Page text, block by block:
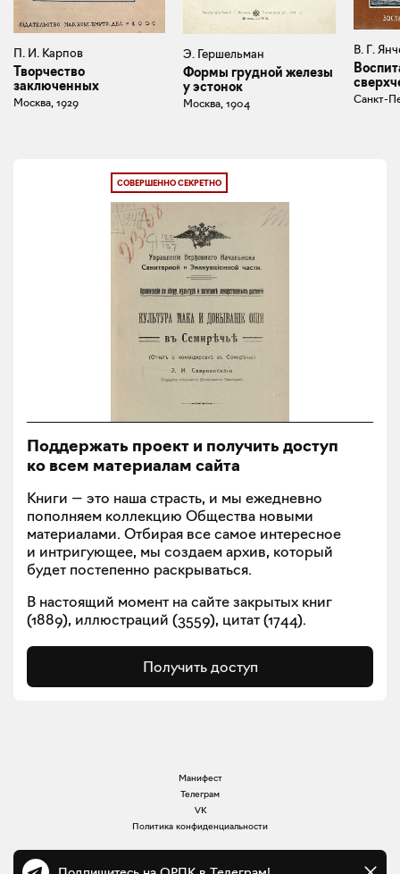
П. И. Карпов
Творчество
заключенных
Москва, 1929
Э. Гершельман
Формы грудной железы
у эстонок
Москва, 1904
В. Г.
Санкт-
СОВЕРШЕННО СЕКРЕТНО
Поддержать проект и получить доступ
ко всем материалам сайта
Книги — это наша страсть, и мы ежедневно
пополняем коллекцию Общества новыми
материалами. Отбирая все самое интересное
и интригующее, мы создаем архив, который
будет постепенно раскрываться.
В настоящий момент на сайте закрытых книг
(1889), иллюстраций (3559), цитат (1744).
Получить доступ
Манифест
Телеграм
VK
Политика конфиденциальности